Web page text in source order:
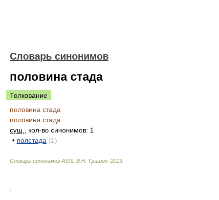
Словарь синонимов
половина стада
Толкование
половина стада
половина стада
сущ.
, кол-во синонимов: 1
• полстада (1)
Словарь синонимов ASIS. В.Н. Тришин 2013